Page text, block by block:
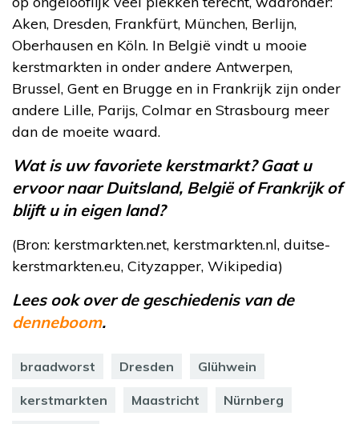
Aken, Dresden, Frankfürt, München, Berlijn,
Oberhausen en Köln. In België vindt u mooie
kerstmarkten in onder andere Antwerpen,
Brussel, Gent en Brugge en in Frankrijk zijn onder
andere Lille, Parijs, Colmar en Strasbourg meer
dan de moeite waard.
Wat is uw favoriete kerstmarkt? Gaat u
ervoor naar Duitsland, België of Frankrijk of
blijft u in eigen land?
(Bron: kerstmarkten.net, kerstmarkten.nl, duitse-
kerstmarkten.eu, Cityzapper, Wikipedia)
Lees ook over de geschiedenis van de
denneboom.
braadworst Dresden Glühwein
kerstmarkten Maastricht Nürnberg